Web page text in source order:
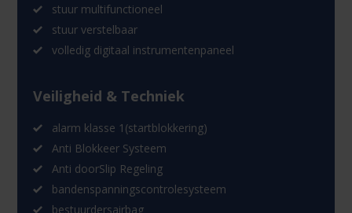
stuur multifunctioneel
stuur verstelbaar
volledig digitaal instrumentenpaneel
Veiligheid & Techniek
alarm klasse 1(startblokkering)
Anti Blokkeer Systeem
Anti doorSlip Regeling
bandenspanningscontrolesysteem
bestuurdersairbag